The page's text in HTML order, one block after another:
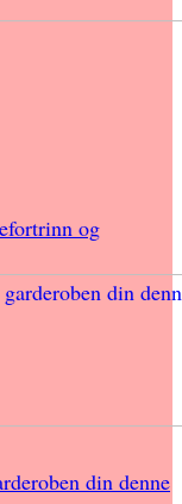
og
din denne